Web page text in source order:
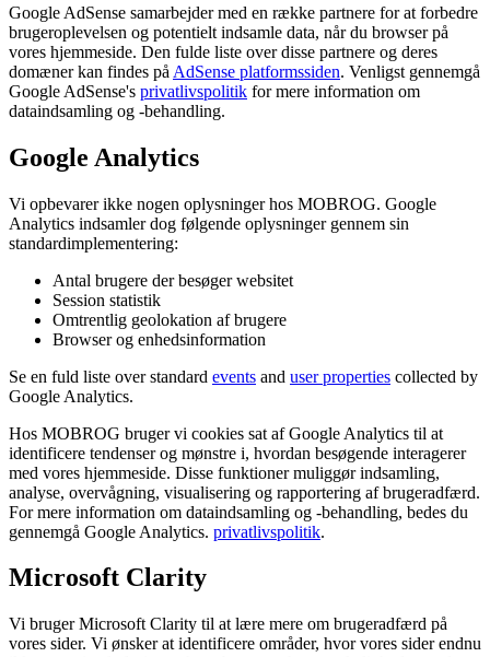
Google AdSense samarbejder med en række partnere for at forbedre
brugeroplevelsen og potentielt indsamle data, når du browser på
vores hjemmeside. Den fulde liste over disse partnere og deres
domæner kan findes på AdSense platformssiden. Venligst gennemgå
Google AdSense's privatlivspolitik for mere information om
dataindsamling og -behandling.
Google Analytics
Vi opbevarer ikke nogen oplysninger hos MOBROG. Google
Analytics indsamler dog følgende oplysninger gennem sin
standardimplementering:
Antal brugere der besøger websitet
Session statistik
Omtrentlig geolokation af brugere
Browser og enhedsinformation
Se en fuld liste over standard events and user properties collected by
Google Analytics.
Hos MOBROG bruger vi cookies sat af Google Analytics til at
identificere tendenser og mønstre i, hvordan besøgende interagerer
med vores hjemmeside. Disse funktioner muliggør indsamling,
analyse, overvågning, visualisering og rapportering af brugeradfærd.
For mere information om dataindsamling og -behandling, bedes du
gennemgå Google Analytics. privatlivspolitik.
Microsoft Clarity
Vi bruger Microsoft Clarity til at lære mere om brugeradfærd på
vores sider. Vi ønsker at identificere områder, hvor vores sider endnu